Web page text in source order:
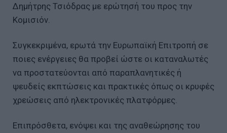
Δημήτρης Τσιόδρας με ερώτησή του προς την
Κομισιόν.
Συγκεκριμένα, ερωτά την Ευρωπαϊκή Επιτροπή σε
ποιες ενέργειες θα προβεί ώστε οι καταναλωτές
να προστατεύονται από παραπλανητικές ή
ψευδείς εκπτώσεις και πρακτικές όπως οι κρυφές
χρεώσεις από ηλεκτρονικές πλατφόρμες.
Επιπρόσθετα, ενόψει και της αναθεώρησης του